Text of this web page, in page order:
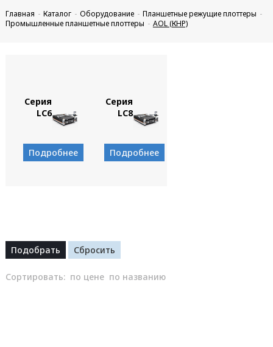
Главная Каталог Оборудование
Планшетные режущие плоттеры
Промышленные планшетные плоттеры
AOL (КНР)
Серия
LC6
Подробнее
Серия
LC8
Подробнее
Сортировать: по цене по названию